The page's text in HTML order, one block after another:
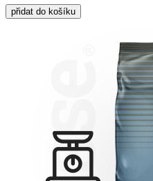
přidat do košíku